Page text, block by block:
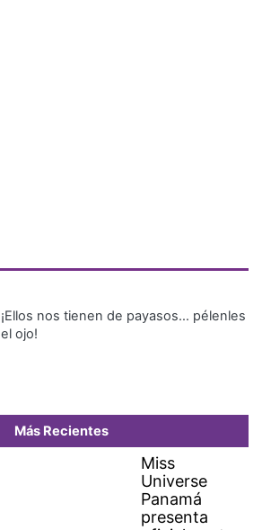
¡Ellos nos tienen de payasos… pélenles
el ojo!
Más Recientes
Miss
Universe
Panamá
presenta